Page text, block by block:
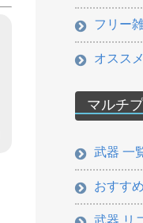
フリー
オスス
マルチ
武器 一
おすす
武器 リ